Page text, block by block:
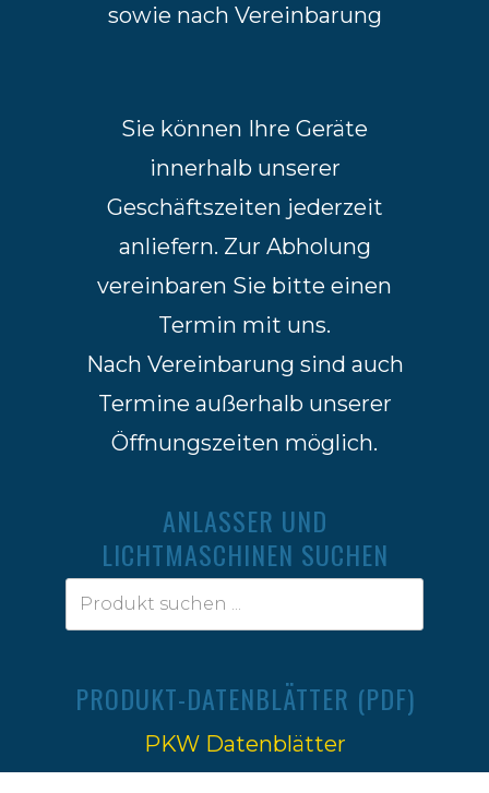
sowie nach Vereinbarung
Sie können Ihre Geräte
innerhalb unserer
Geschäftszeiten jederzeit
anliefern. Zur Abholung
vereinbaren Sie bitte einen
Termin mit uns.
Nach Vereinbarung sind auch
Termine außerhalb unserer
Öffnungszeiten möglich.
ANLASSER UND
LICHTMASCHINEN SUCHEN
PRODUKT-DATENBLÄTTER (PDF)
PKW Datenblätter